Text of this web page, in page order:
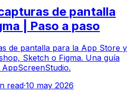
de pantalla
| Paso a paso
de pantalla para la App Store y
Sketch o Figma. Una guía
read·10 may 2026